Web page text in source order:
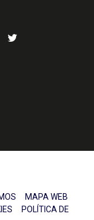
MAPA WEB
POLÍTICA DE